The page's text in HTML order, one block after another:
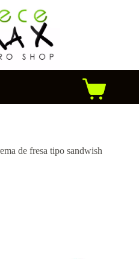
Carro
de
de fresa tipo sandwish